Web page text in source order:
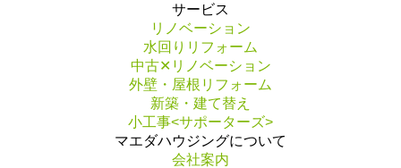
サービス
リノベーション
水回りリフォーム
中古✕リノベーション
外壁・屋根リフォーム
新築・建て替え
小工事<サポーターズ>
マエダハウジングについて
会社案内